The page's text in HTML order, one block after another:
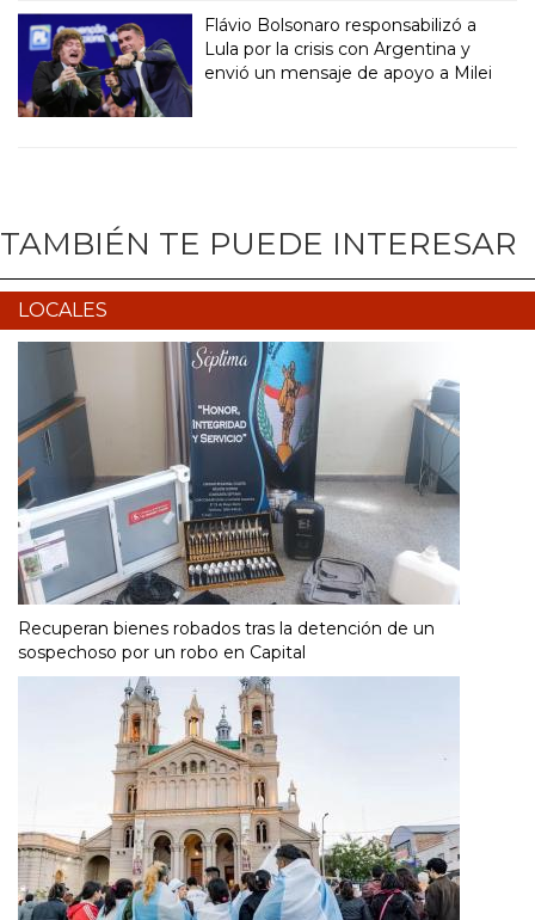
Flávio Bolsonaro responsabilizó a
Lula por la crisis con Argentina y
envió un mensaje de apoyo a Milei
TAMBIÉN TE PUEDE INTERESAR
LOCALES
Recuperan bienes robados tras la detención de un
sospechoso por un robo en Capital